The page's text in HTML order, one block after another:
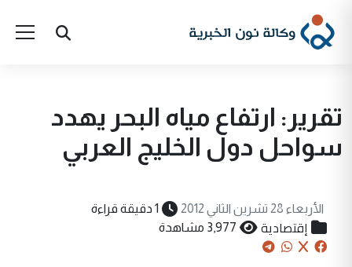
تقرير: ارتفاع مياه البحر يهدد
سواحل دول الخليج العربي
الأربعاء 28 تشرين الثاني 2012 1 دقيقة قراءة
إقتصادية 3,977 مشاهدة